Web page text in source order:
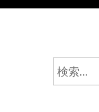
検
索: